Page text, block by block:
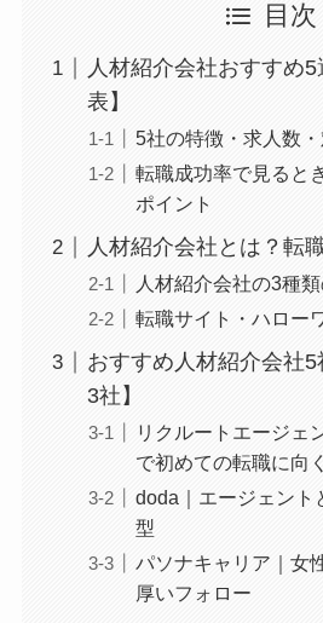
目次
人材紹介会社おすすめ
表】
5社の特徴・求人数
転職成功率で見ると
ポイント
人材紹介会社とは？転
人材紹介会社の3種
転職サイト・ハロー
おすすめ人材紹介会社
3社】
リクルートエージェ
で初めての転職に向く
doda｜エージェント
型
パソナキャリア｜女
厚いフォロー